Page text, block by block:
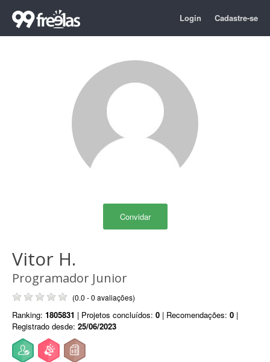
Login Cadastre-se
Convidar
Vitor H.
Programador Junior
(0.0 - 0 avaliações)
Ranking: 1805831 | Projetos concluídos: 0 | Recomendações: 0 |
Registrado desde: 25/06/2023